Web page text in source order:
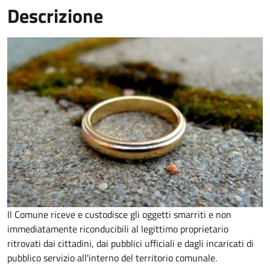
Descrizione
Il Comune riceve e custodisce gli oggetti smarriti e non
immediatamente riconducibili al legittimo proprietario
ritrovati dai cittadini, dai pubblici ufficiali e dagli incaricati di
pubblico servizio all'interno del territorio comunale.